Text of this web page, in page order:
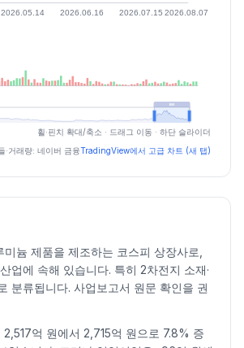
OHLCV (스크린 리더용)
저가 종가 등락률%거래량
3705037500-3.4731626
3455036500-2.6795501
334003740011.98119053
36950389004.01
269418
34300358002.43
172781
휠·핀치 확대/축소 · 드래그 이동 · 하단 슬라이더
·거래량: 네이버 금융TradingView에서 고급 차트 (새 탭)
늄 제품을 제조하는 코스피 상장사로,
업에 속해 있습니다. 특히 2차전지 소재·
분류됩니다. 사업보고서 원문 확인을 권
2,517억 원에서 2,715억 원으로 7.8% 증